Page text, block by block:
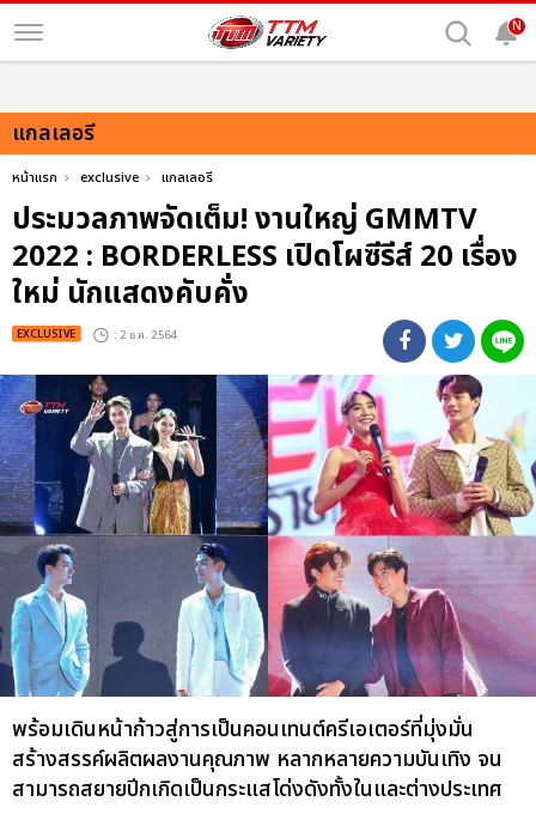
N
แกลเลอรี
หน้าแรก exclusive แกลเลอรี
ประมวลภาพจัดเต็ม! งานใหญ่ GMMTV
2022 : BORDERLESS เปิดโผซีรีส์ 20 เรื่อง
ใหม่ นักแสดงคับคั่ง
EXCLUSIVE : 2 ธ.ค. 2564
พร้อมเดินหน้าก้าวสู่การเป็นคอนเทนต์ครีเอเตอร์ที่มุ่งมั่น
สร้างสรรค์ผลิตผลงานคุณภาพ หลากหลายความบันเทิง จน
สามารถสยายปีกเกิดเป็นกระแสโด่งดังทั้งในและต่างประเทศ